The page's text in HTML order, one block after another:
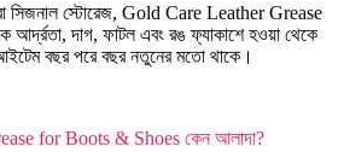
সিজনাল স্টোরেজ, Gold Care Leather Grease
দাগ, ফাটল এবং রঙ ফ্যাকাশে হওয়া থেকে
বছর পরে বছর নতুনের মতো থাকে।
for Boots & Shoes কেন আলাদা?